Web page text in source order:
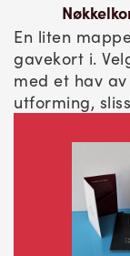
En liten
gavekort i.
med et hav
utforming,